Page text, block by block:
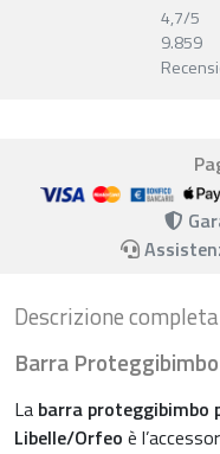
4,7/5
9.859
Descrizione completa
Barra
La barra proteggibimbo
Libelle/Orfeo è